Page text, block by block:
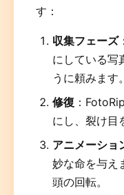
す：
収集フェーズ
にしている写
うに頼みます。
修復 ：
にし、裂け目
アニメーショ
妙な命を与
頭の回転。